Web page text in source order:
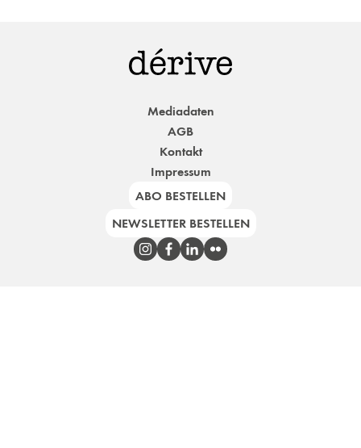
Mediadaten
AGB
Kontakt
Impressum
ABO BESTELLEN
NEWSLETTER BESTELLEN